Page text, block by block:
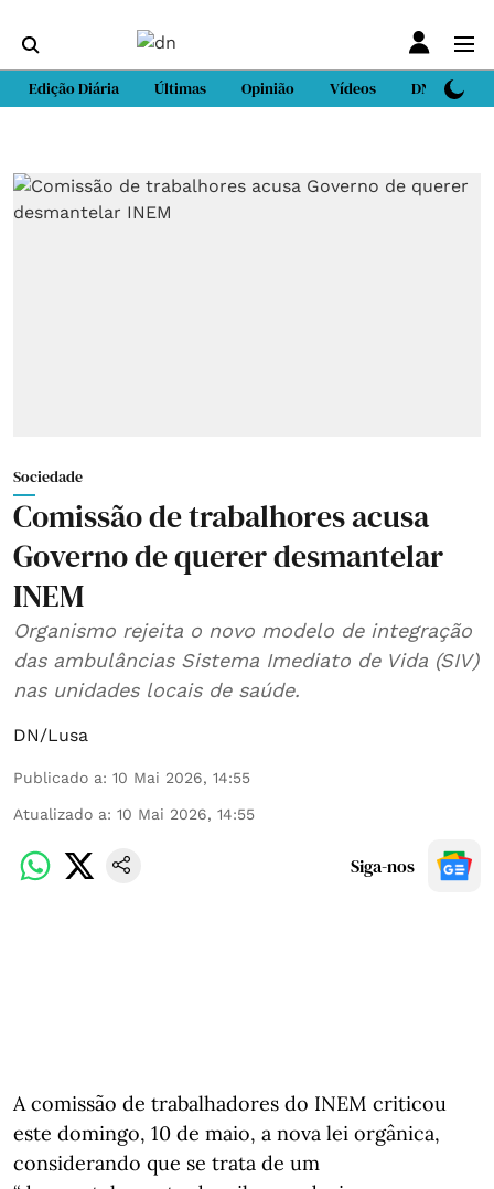
Edição Diária Últimas Opinião Vídeos DN Sport
Sociedade
Comissão de trabalhores acusa
Governo de querer desmantelar
INEM
Organismo rejeita o novo modelo de integração
das ambulâncias Sistema Imediato de Vida (SIV)
nas unidades locais de saúde.
DN/Lusa
Publicado a: 10 Mai 2026, 14:55
Atualizado a: 10 Mai 2026, 14:55
Siga-nos
A comissão de trabalhadores do INEM criticou
este domingo, 10 de maio, a nova lei orgânica,
considerando que se trata de um